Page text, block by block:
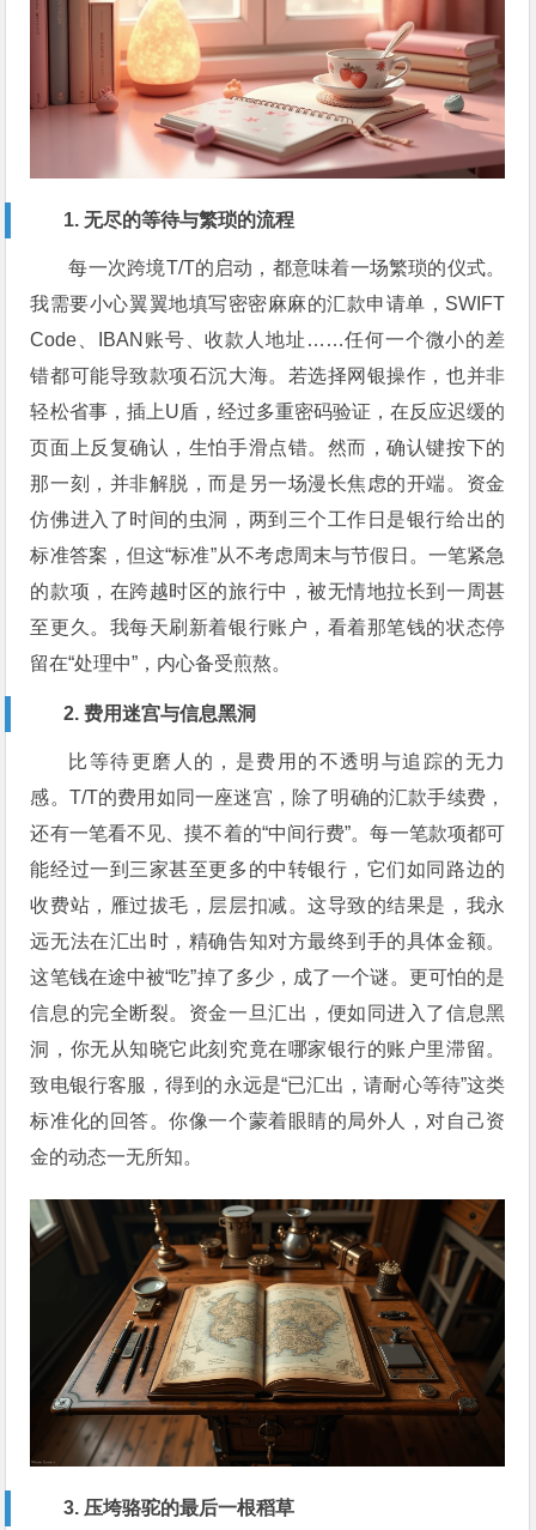
1. 无尽的等待与繁琐的流程
每一次跨境T/T的启动，都意味着一场繁琐的仪式。
我需要小心翼翼地填写密密麻麻的汇款申请单，SWIFT
Code、IBAN账号、收款人地址……任何一个微小的差
错都可能导致款项石沉大海。若选择网银操作，也并非
轻松省事，插上U盾，经过多重密码验证，在反应迟缓的
页面上反复确认，生怕手滑点错。然而，确认键按下的
那一刻，并非解脱，而是另一场漫长焦虑的开端。资金
仿佛进入了时间的虫洞，两到三个工作日是银行给出的
标准答案，但这“标准”从不考虑周末与节假日。一笔紧急
的款项，在跨越时区的旅行中，被无情地拉长到一周甚
至更久。我每天刷新着银行账户，看着那笔钱的状态停
留在“处理中”，内心备受煎熬。
2. 费用迷宫与信息黑洞
比等待更磨人的，是费用的不透明与追踪的无力
感。T/T的费用如同一座迷宫，除了明确的汇款手续费，
还有一笔看不见、摸不着的“中间行费”。每一笔款项都可
能经过一到三家甚至更多的中转银行，它们如同路边的
收费站，雁过拔毛，层层扣减。这导致的结果是，我永
远无法在汇出时，精确告知对方最终到手的具体金额。
这笔钱在途中被“吃”掉了多少，成了一个谜。更可怕的是
信息的完全断裂。资金一旦汇出，便如同进入了信息黑
洞，你无从知晓它此刻究竟在哪家银行的账户里滞留。
致电银行客服，得到的永远是“已汇出，请耐心等待”这类
标准化的回答。你像一个蒙着眼睛的局外人，对自己资
金的动态一无所知。
3. 压垮骆驼的最后一根稻草